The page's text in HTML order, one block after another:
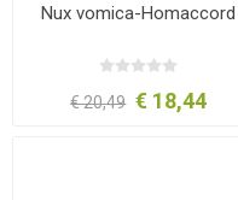
Nux vomica-Homaccord
€ 20,49 € 18,44